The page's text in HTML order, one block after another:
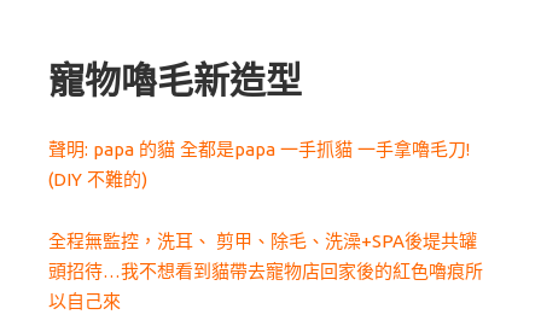
寵物嚕毛新造型
聲明: papa 的貓 全都是papa 一手抓貓 一手拿嚕毛刀!
(DIY 不難的)
全程無監控，洗耳、 剪甲、除毛、洗澡+SPA後堤共罐
頭招待…我不想看到貓帶去寵物店回家後的紅色嚕痕所
以自己來